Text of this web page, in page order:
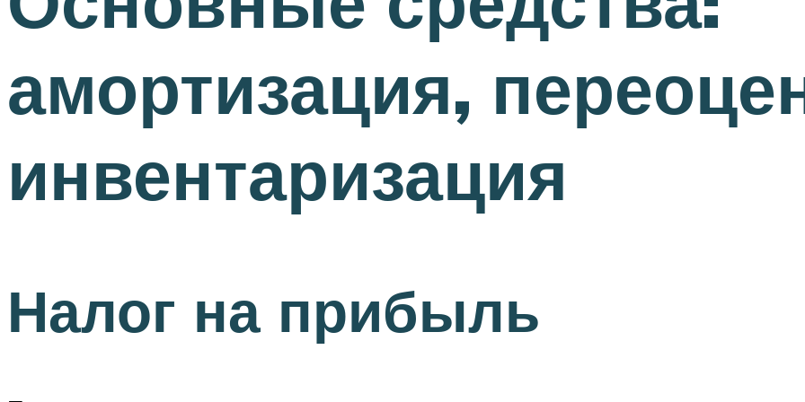
амортизация,
инвентаризация
Налог на прибыль